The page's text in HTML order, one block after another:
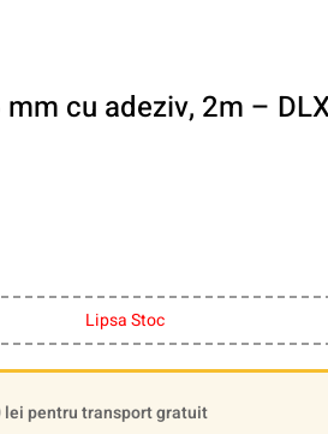
cu adeziv, 2m –
Lipsa Stoc
lei pentru transport gratuit